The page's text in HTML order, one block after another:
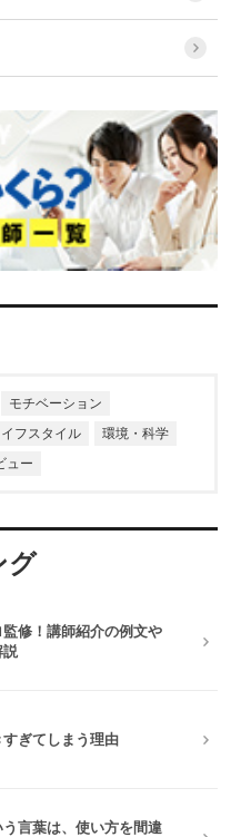
モチベーション
フスタイル
環境・科学
ュー
グ
修！講師紹介の例文や
説
ぎてしまう理由
う言葉は、使い方を間違